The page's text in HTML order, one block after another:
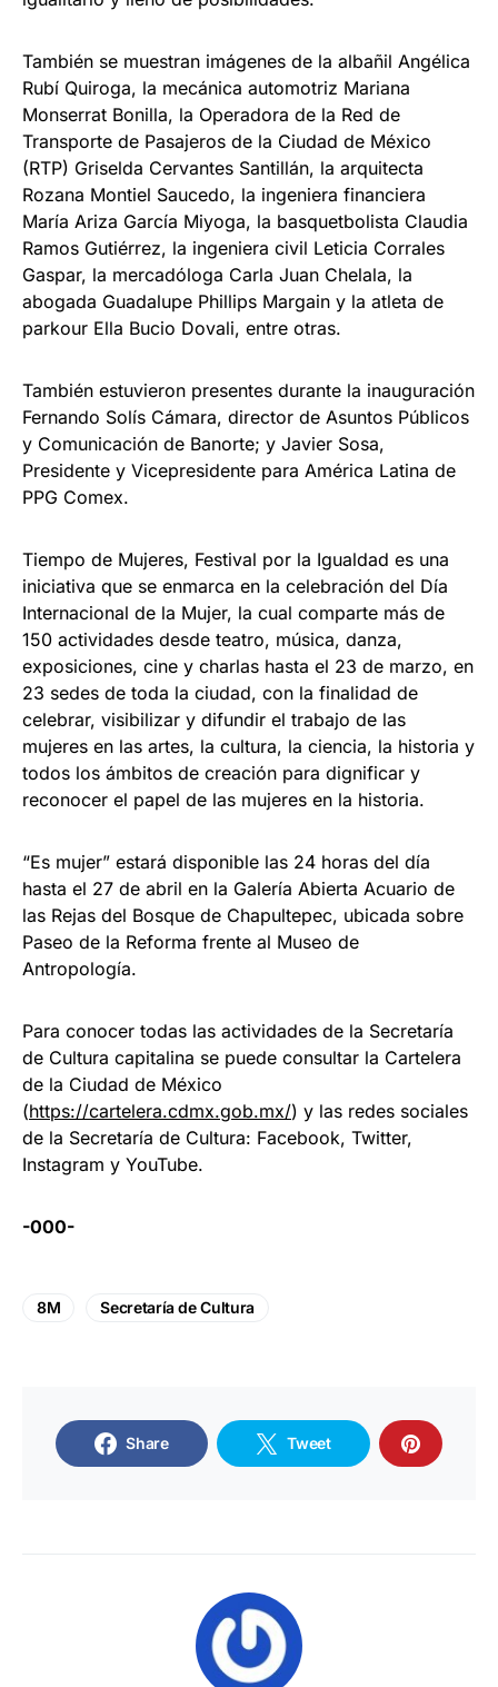
También se muestran imágenes de la albañil Angélica
Rubí Quiroga, la mecánica automotriz Mariana
Monserrat Bonilla, la Operadora de la Red de
Transporte de Pasajeros de la Ciudad de México
(RTP) Griselda Cervantes Santillán, la arquitecta
Rozana Montiel Saucedo, la ingeniera financiera
María Ariza García Miyoga, la basquetbolista Claudia
Ramos Gutiérrez, la ingeniera civil Leticia Corrales
Gaspar, la mercadóloga Carla Juan Chelala, la
abogada Guadalupe Phillips Margain y la atleta de
parkour Ella Bucio Dovali, entre otras.
También estuvieron presentes durante la inauguración
Fernando Solís Cámara, director de Asuntos Públicos
y Comunicación de Banorte; y Javier Sosa,
Presidente y Vicepresidente para América Latina de
PPG Comex.
Tiempo de Mujeres, Festival por la Igualdad es una
iniciativa que se enmarca en la celebración del Día
Internacional de la Mujer, la cual comparte más de
150 actividades desde teatro, música, danza,
exposiciones, cine y charlas hasta el 23 de marzo, en
23 sedes de toda la ciudad, con la finalidad de
celebrar, visibilizar y difundir el trabajo de las
mujeres en las artes, la cultura, la ciencia, la historia y
todos los ámbitos de creación para dignificar y
reconocer el papel de las mujeres en la historia.
“Es mujer” estará disponible las 24 horas del día
hasta el 27 de abril en la Galería Abierta Acuario de
las Rejas del Bosque de Chapultepec, ubicada sobre
Paseo de la Reforma frente al Museo de
Antropología.
Para conocer todas las actividades de la Secretaría
de Cultura capitalina se puede consultar la Cartelera
de la Ciudad de México
(https://cartelera.cdmx.gob.mx/) y las redes sociales
de la Secretaría de Cultura: Facebook, Twitter,
Instagram y YouTube.
-000-
8M Secretaría de Cultura
Share Tweet